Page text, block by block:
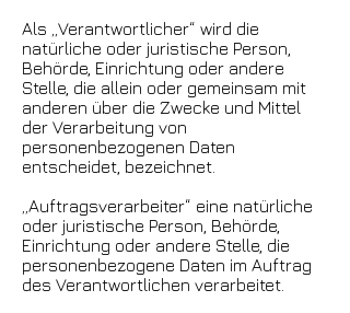
Als „Verantwortlicher“ wird die
natürliche oder juristische Person,
Behörde, Einrichtung oder andere
Stelle, die allein oder gemeinsam mit
anderen über die Zwecke und Mittel
der Verarbeitung von
personenbezogenen Daten
entscheidet, bezeichnet.
„Auftragsverarbeiter“ eine natürliche
oder juristische Person, Behörde,
Einrichtung oder andere Stelle, die
personenbezogene Daten im Auftrag
des Verantwortlichen verarbeitet.